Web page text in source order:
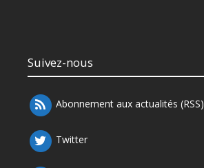
Suivez-nous
Abonnement aux actualités (RSS)
Twitter